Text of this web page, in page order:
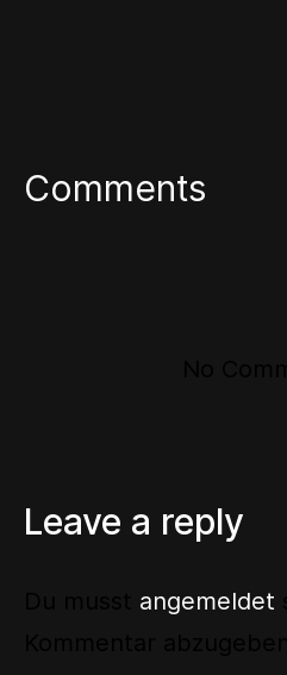
Comments
Leave a reply
angemeldet